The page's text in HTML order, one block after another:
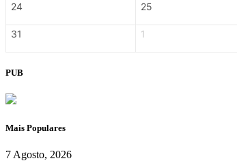
24 25
31 1
PUB
Mais Populares
7 Agosto, 2026